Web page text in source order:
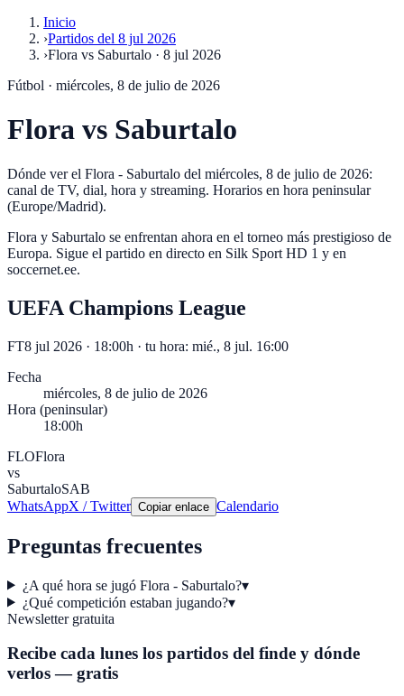
Inicio
›Partidos del 8 jul 2026
›Flora vs Saburtalo · 8 jul 2026
Fútbol · miércoles, 8 de julio de 2026
Flora vs Saburtalo
Dónde ver el Flora - Saburtalo del miércoles, 8 de julio de 2026:
canal de TV, dial, hora y streaming. Horarios en hora peninsular
(Europe/Madrid).
Flora y Saburtalo se enfrentan ahora en el torneo más prestigioso de
Europa. Sigue el partido en directo en Silk Sport HD 1 y en
soccernet.ee.
UEFA Champions League
FT8 jul 2026 · 18:00h · tu hora: mié., 8 jul. 16:00
Fecha
miércoles, 8 de julio de 2026
Hora (peninsular)
18:00h
FLOFlora
vs
SaburtaloSAB
WhatsAppX / Twitter Copiar enlace Calendario
Preguntas frecuentes
¿A qué hora se jugó Flora - Saburtalo?▾
¿Qué competición estaban jugando?▾
Newsletter gratuita
Recibe cada lunes los partidos del finde y dónde
verlos — gratis